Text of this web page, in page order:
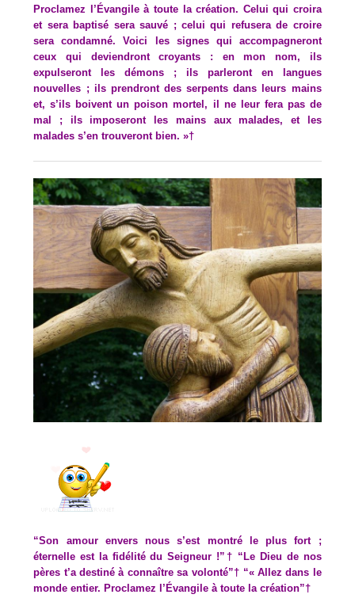
Proclamez l’Évangile à toute la création. Celui qui croira
et sera baptisé sera sauvé ; celui qui refusera de croire
sera condamné. Voici les signes qui accompagneront
ceux qui deviendront croyants : en mon nom, ils
expulseront les démons ; ils parleront en langues
nouvelles ; ils prendront des serpents dans leurs mains
et, s’ils boivent un poison mortel, il ne leur fera pas de
mal ; ils imposeront les mains aux malades, et les
malades s’en trouveront bien. »†
“Son amour envers nous s’est montré le plus fort ;
éternelle est la fidélité du Seigneur !”† “Le Dieu de nos
pères t’a destiné à connaître sa volonté”† “« Allez dans le
monde entier. Proclamez l’Évangile à toute la création”†